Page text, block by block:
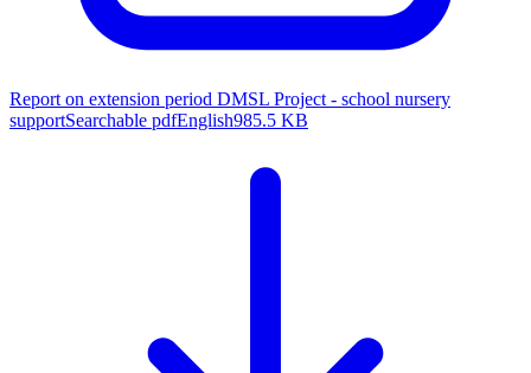
Report on extension period DMSL Project - school nursery
supportSearchable pdfEnglish985.5 KB